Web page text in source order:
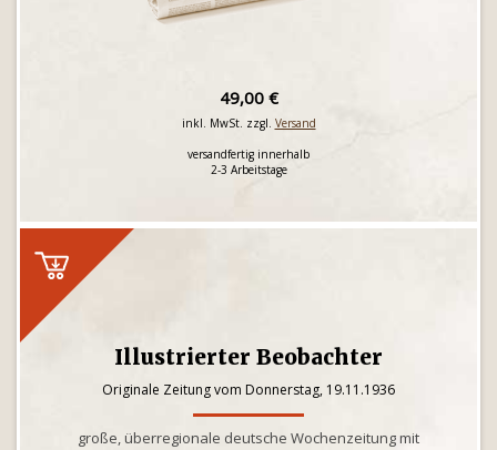
49,00 €
inkl. MwSt. zzgl. Versand
versandfertig innerhalb
2-3 Arbeitstage
Illustrierter Beobachter
Originale Zeitung vom Donnerstag, 19.11.1936
große, überregionale deutsche Wochenzeitung mit